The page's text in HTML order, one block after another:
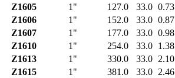
Z1605
1" 127.0 33.0 0.73
Z1606
1" 152.0 33.0 0.87
Z1607
1" 177.0 33.0 0.98
Z1610
1" 254.0 33.0 1.38
Z1613
1" 330.0 33.0 2.10
Z1615
1" 381.0 33.0 2.46